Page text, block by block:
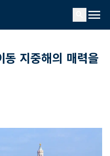
menu
지중해의 매력을